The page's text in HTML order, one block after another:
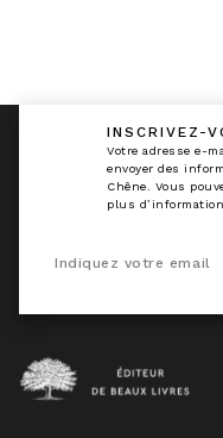
INSCRIVEZ-
Votre adresse e-
envoyer des
Chêne. Vous
plus
Indiquez votre email